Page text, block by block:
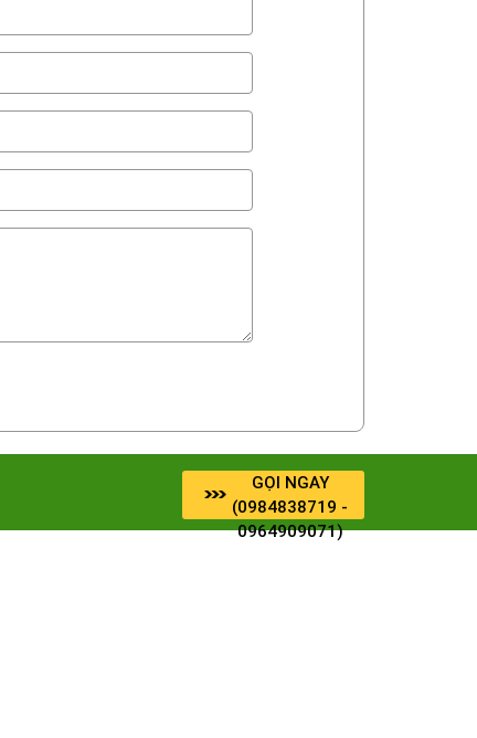
GỌI NGAY
(0984838719 -
0964909071)